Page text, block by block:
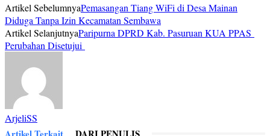
Artikel SebelumnyaPemasangan Tiang WiFi di Desa Mainan
Diduga Tanpa Izin Kecamatan Sembawa
Artikel SelanjutnyaParipurna DPRD Kab. Pasuruan KUA PPAS
Perubahan Disetujui
ArjeliSS